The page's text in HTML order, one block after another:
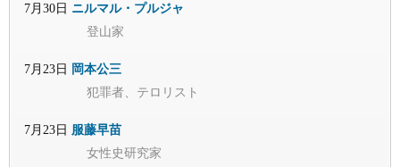
7月30日 ニルマル・プルジャ
登山家
7月23日 岡本公三
犯罪者、テロリスト
7月23日 服藤早苗
女性史研究家